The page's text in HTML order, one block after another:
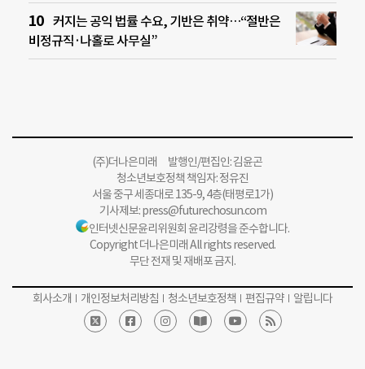
커지는 공익 법률 수요, 기반은 취약…“절반은
비정규직·나홀로 사무실”
(주)더나은미래 발행인/편집인: 김윤곤
청소년보호정책 책임자: 정유진
서울 중구 세종대로 135-9, 4층(태평로1가)
기사제보:press@futurechosun.com
인터넷신문윤리위원회 윤리강령을 준수합니다.
Copyright 더나은미래 All rights reserved.
무단 전재 및 재배포 금지.
회사소개 개인정보처리방침 청소년보호정책 편집규약 알립니다